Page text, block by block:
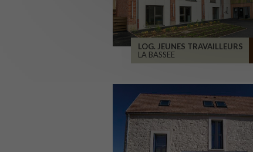
LOG. JEUNES TRAVAILLEURS
LA BASSEE